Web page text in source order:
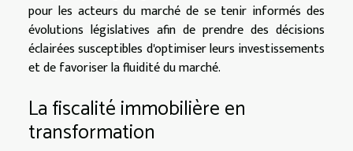
pour les acteurs du marché de se tenir informés des
évolutions législatives afin de prendre des décisions
éclairées susceptibles d'optimiser leurs investissements
et de favoriser la fluidité du marché.
La fiscalité immobilière en
transformation